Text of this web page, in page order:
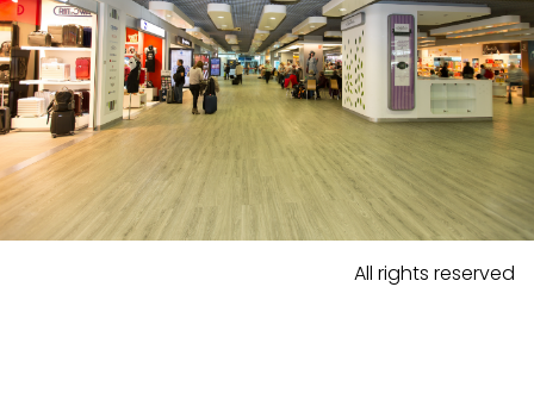
All rights reserved